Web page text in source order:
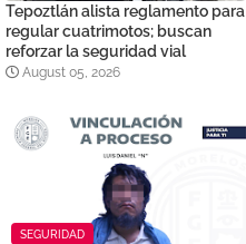
Tepoztlán alista reglamento para
regular cuatrimotos; buscan
reforzar la seguridad vial
August 05, 2026
SEGURIDAD